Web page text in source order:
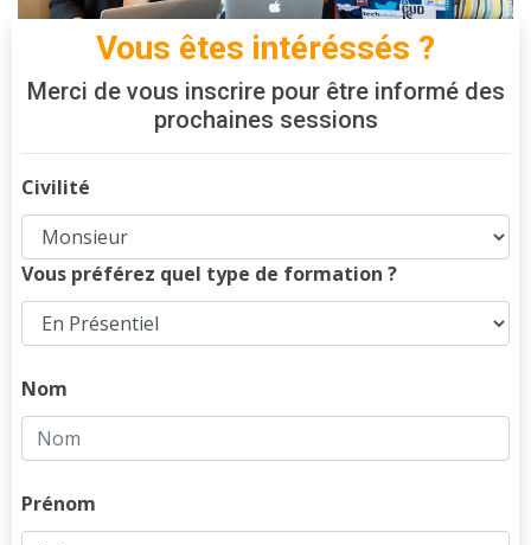
Vous êtes intéréssés ?
Merci de vous inscrire pour être informé des
prochaines sessions
Civilité
Vous préférez quel type de formation ?
Nom
Prénom